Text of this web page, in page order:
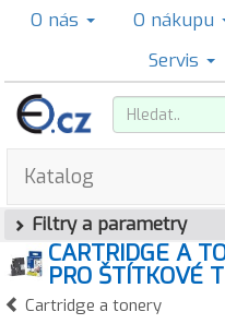
O nás O nákupu
Servis
Katalog
Filtry a parametry
CARTRIDGE A
PRO ŠTÍTKOVÉ
Cartridge a tonery